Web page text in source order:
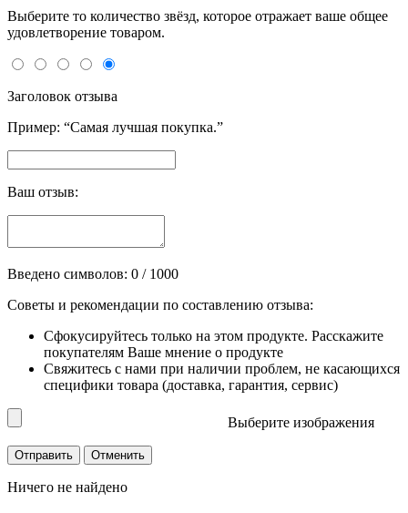
Выберите то количество звёзд, которое отражает ваше общее
удовлетворение товаром.
Заголовок отзыва
Пример: “Самая лучшая покупка.”
Ваш отзыв:
Введено символов: 0 / 1000
Советы и рекомендации по составлению отзыва:
Сфокусируйтесь только на этом продукте. Расскажите
покупателям Ваше мнение о продукте
Свяжитесь с нами при наличии проблем, не касающихся
специфики товара (доставка, гарантия, сервис)
Выберите изображения
Ничего не найдено